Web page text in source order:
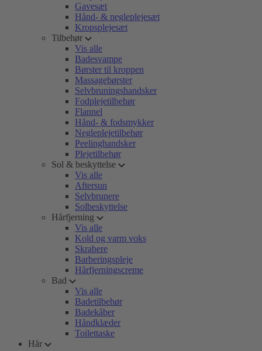
Gavesæt
Hånd- & negleplejesæt
Kropsplejesæt
Tilbehør
Vis alle
Badesvampe
Børster til kroppen
Massagebørster
Selvbruningshandsker
Fodplejetilbehør
Flannel
Hånd- & fodsmykker
Negleplejetilbehør
Peelinghandsker
Plejetilbehør
Sol & beskyttelse
Vis alle
Aftersun
Selvbrunere
Solbeskyttelse
Hårfjerning
Vis alle
Kold og varm voks
Skrabere
Barberingspleje
Hårfjerningscreme
Bad
Vis alle
Badetilbehør
Badekåber
Håndklæder
Toilettaske
Hår